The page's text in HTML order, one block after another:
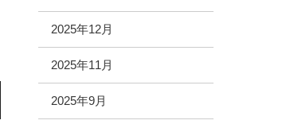
2025年12月
2025年11月
2025年9月